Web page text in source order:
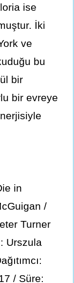
ise
İki
ve
bu
bir
bir evreye
in
/
Turner
Urszula
/ Süre: